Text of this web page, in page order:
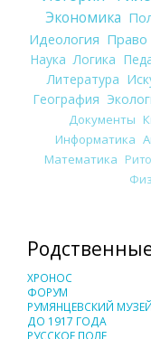
Экономика
Идеология Право
Наука Логика
Литература
География
Документы
Информатика
Математика
ХРОНОС
ФОРУМ
РУМЯНЦЕВСКИЙ МУЗЕЙ
ДО 1917 ГОДА
РУССКОЕ ПОЛЕ